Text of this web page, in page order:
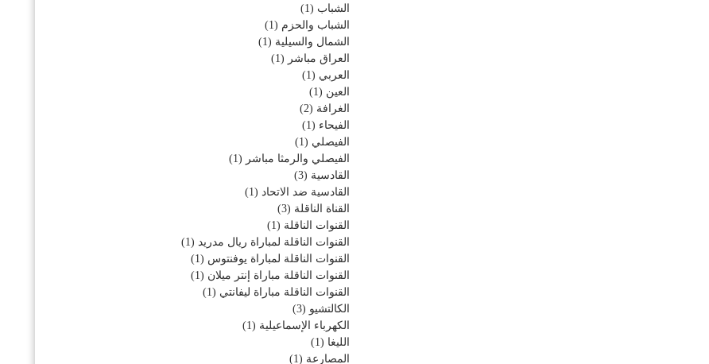
الشباب (1)
الشباب والحزم (1)
الشمال والسيلية (1)
العراق مباشر (1)
العربي (1)
العين (1)
الغرافة (2)
الفيحاء (1)
الفيصلي (1)
الفيصلي والرمثا مباشر (1)
القادسية (3)
القادسية ضد الاتحاد (1)
القناة الناقلة (3)
القنوات الناقلة (1)
القنوات الناقلة لمباراة ريال مدريد (1)
القنوات الناقلة لمباراة يوفنتوس (1)
القنوات الناقلة مباراة إنتر ميلان (1)
القنوات الناقلة مباراة ليفانتي (1)
الكالتشيو (3)
الكهرباء الإسماعيلية (1)
الليغا (1)
المصارعة (1)